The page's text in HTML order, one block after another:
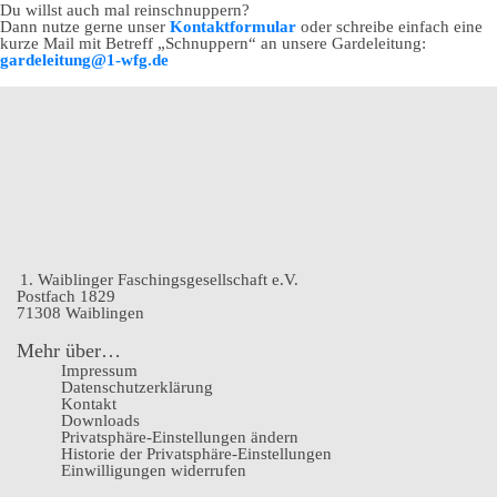
Du willst auch mal reinschnuppern?
Dann nutze gerne unser Kontaktformular oder schreibe einfach eine
kurze Mail mit Betreff „Schnuppern“ an unsere Gardeleitung:
gardeleitung@1-wfg.de
1. Waiblinger Faschingsgesellschaft e.V.
Postfach 1829
71308 Waiblingen
Mehr über…
Impressum
Datenschutz­erklärung
Kontakt
Downloads
Privatsphäre-Einstellungen ändern
Historie der Privatsphäre-Einstellungen
Einwilligungen widerrufen